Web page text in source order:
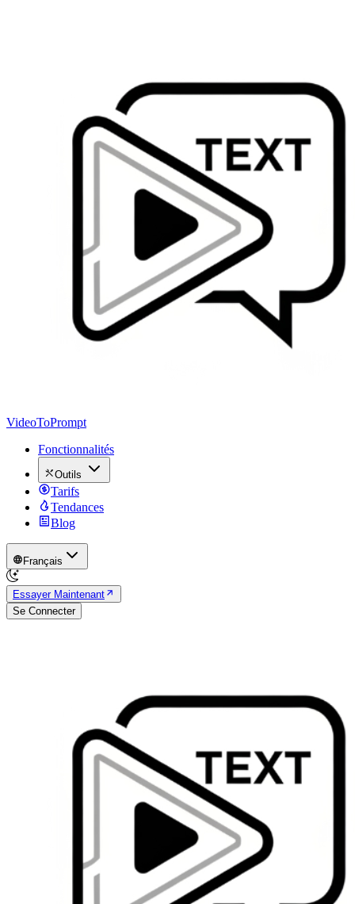
VideoToPrompt
Fonctionnalités
Outils
Tarifs
Tendances
Blog
Français
Essayer Maintenant
Se Connecter